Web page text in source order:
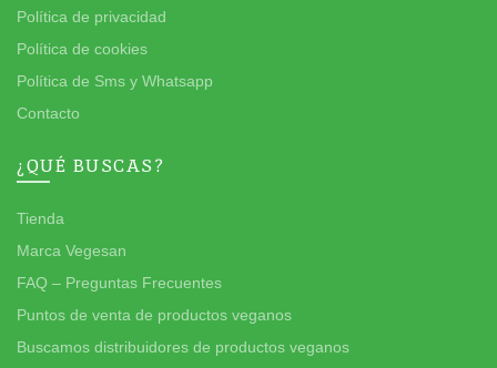
Política de privacidad
Política de cookies
Política de Sms y Whatsapp
Contacto
¿QUÉ BUSCAS?
Tienda
Marca Vegesan
FAQ – Preguntas Frecuentes
Puntos de venta de productos veganos
Buscamos distribuidores de productos veganos